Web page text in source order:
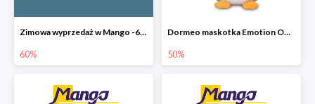
Zimowa wyprzedaż w Mango -60%
60%
Dormeo maskotka Emotion Owl Mini -50%
50%